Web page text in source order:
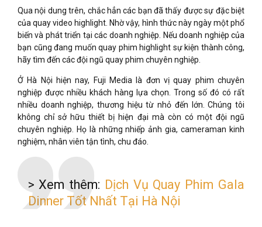
Qua nội dung trên, chắc hẳn các bạn đã thấy được sự đặc biệt
của quay video highlight. Nhờ vậy, hình thức này ngày một phổ
biến và phát triển tại các doanh nghiệp. Nếu doanh nghiệp của
bạn cũng đang muốn quay phim highlight sự kiện thành công,
hãy tìm đến các đội ngũ quay phim chuyên nghiệp.
Ở Hà Nội hiện nay, Fuji Media là đơn vị quay phim chuyên
nghiệp được nhiều khách hàng lựa chọn. Trong số đó có rất
nhiều doanh nghiệp, thương hiệu từ nhỏ đến lớn. Chúng tôi
không chỉ sở hữu thiết bị hiện đại mà còn có một đội ngũ
chuyên nghiệp. Họ là những nhiếp ảnh gia, cameraman kinh
nghiệm, nhân viên tận tình, chu đáo.
> Xem thêm: Dịch Vụ Quay Phim Gala
Dinner Tốt Nhất Tại Hà Nội